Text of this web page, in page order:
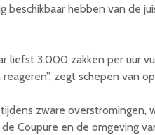
beschikbaar hebben van de
liefst 3.000 zakken per uur
zegt schepen van
zware overstromingen,
Coupure en de omgeving